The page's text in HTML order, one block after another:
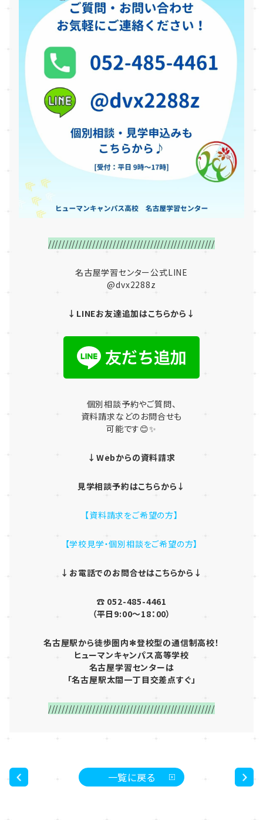
/////////////////////////////////////////////////
名古屋学習センター公式LINE
@dvx2288z
↓LINEお友達追加はこちらから↓
個別相談予約やご質問、
資料請求などのお問合せも
可能です😊✨
↓Webからの資料請求
見学相談予約はこちらから↓
【資料請求をご希望の方】
【学校見学・個別相談をご希望の方】
↓お電話でのお問合せはこちらから↓
☎ 052-485-4461
（平日9:00～18：00）
名古屋駅から徒歩圏内✻登校型の通信制高校！
ヒューマンキャンパス高等学校
名古屋学習センターは
「名古屋駅太閤一丁目交差点すぐ」
/////////////////////////////////////////////////
一覧に戻る